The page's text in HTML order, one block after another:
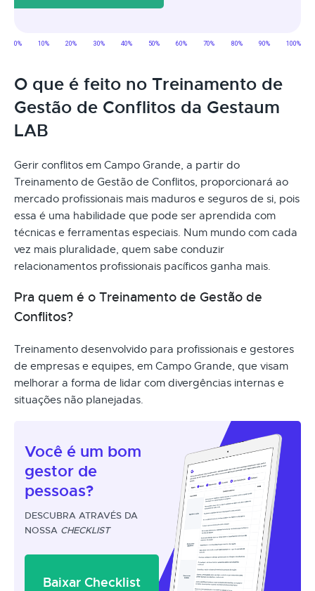
O que é feito no Treinamento de
Gestão de Conflitos da Gestaum
LAB
Gerir conflitos em Campo Grande, a partir do
Treinamento de Gestão de Conflitos, proporcionará ao
mercado profissionais mais maduros e seguros de si, pois
essa é uma habilidade que pode ser aprendida com
técnicas e ferramentas especiais. Num mundo com cada
vez mais pluralidade, quem sabe conduzir
relacionamentos profissionais pacíficos ganha mais.
Pra quem é o Treinamento de Gestão de
Conflitos?
Treinamento desenvolvido para profissionais e gestores
de empresas e equipes, em Campo Grande, que visam
melhorar a forma de lidar com divergências internas e
situações não planejadas.
Você é um bom
gestor de
pessoas?
DESCUBRA ATRAVÉS DA
NOSSA CHECKLIST
Baixar Checklist